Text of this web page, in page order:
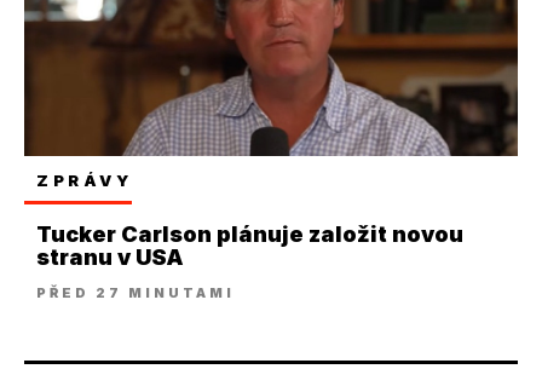
ZPRÁVY
Tucker Carlson plánuje založit novou
stranu v USA
PŘED 27 MINUTAMI